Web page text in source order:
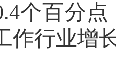
个百分
作行业增